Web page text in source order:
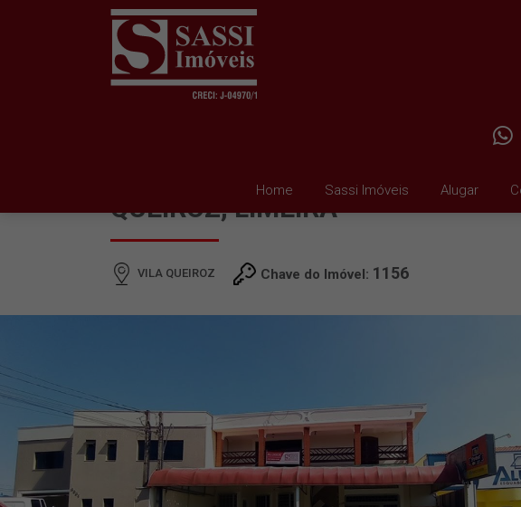
Home Sassi Imóveis Alugar
QUEIROZ, LIMEIRA
VILA QUEIROZ Chave do Imóvel: 1156